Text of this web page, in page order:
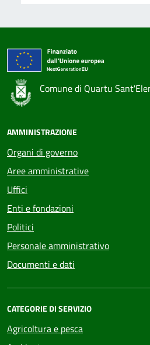
Comune di Quartu
AMMINISTRAZIONE
Organi di governo
Aree amministrative
Uffici
Enti e fondazioni
Politici
Personale amministrativo
Documenti e dati
CATEGORIE DI SERVIZIO
Agricoltura e pesca